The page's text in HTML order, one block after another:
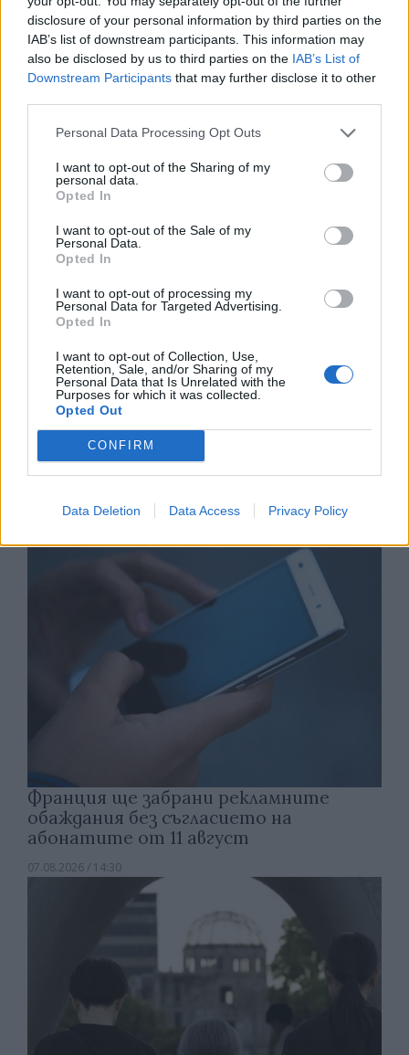
disclosure of your personal information by third parties on the
IAB’s list of downstream participants. This information may
also be disclosed by us to third parties on the IAB’s List of
Downstream Participants that may further disclose it to other
Personal Data Processing Opt Outs
I want to opt-out of the Sharing of my
personal data.
Opted In
I want to opt-out of the Sale of my
Personal Data.
Opted In
I want to opt-out of processing my
Personal Data for Targeted Advertising.
Opted In
I want to opt-out of Collection, Use,
Retention, Sale, and/or Sharing of my
Personal Data that Is Unrelated with the
Purposes for which it was collected.
Opted Out
CONFIRM
Data Deletion Data Access Privacy Policy
Изкуствен интелект за първи път
създаде нови жизнеспособни вируси
07.08.2026 / 15:30
Астронавти на NASA излязоха в
открития космос
07.08.2026 / 15:00
Франция ще забрани рекламните
обаждания без съгласието на
абонатите от 11 август
07.08.2026 / 14:30